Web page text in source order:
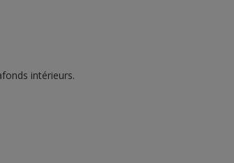
intérieurs.